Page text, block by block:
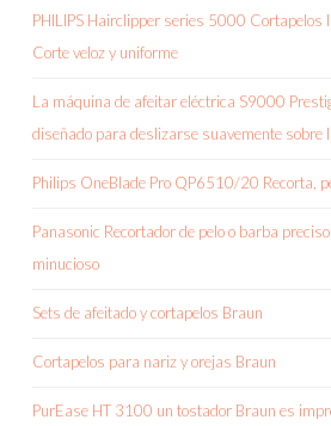
PHILIPS Hairclipper series 5000
Corte veloz y uniforme
La máquina de afeitar eléctrica S9000
diseñado para deslizarse suavemente sobre
Philips OneBlade Pro QP6510/20 Recorta,
Panasonic Recortador de pelo o barba
minucioso
Sets de afeitado y cortapelos Braun
Cortapelos para nariz y orejas Braun
PurEase HT 3100 un tostador Braun es